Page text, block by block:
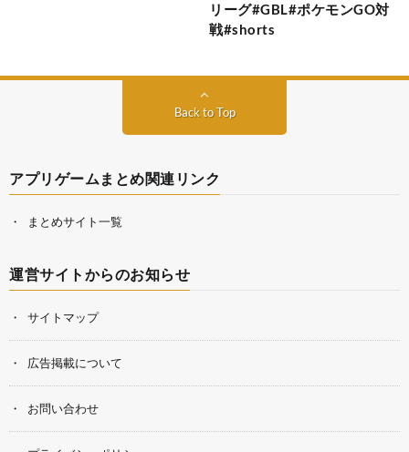
リーグ#GBL#ポケモンGO対
戦#shorts
Back to Top
アプリゲームまとめ関連リンク
まとめサイト一覧
運営サイトからのお知らせ
サイトマップ
広告掲載について
お問い合わせ